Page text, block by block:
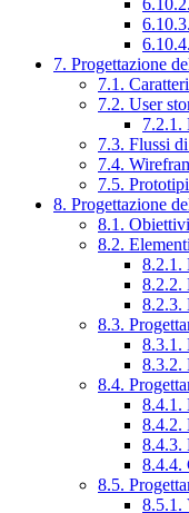
7. Progettazione
7.1.
7.2. User
7.2.1.
7.3. Flussi
7.4.
7.5.
8. Progettazione
8.1.
8.2.
8.2.1.
8.2.2.
8.2.3.
8.3.
8.3.1.
8.3.2.
8.4.
8.4.1.
8.4.2.
8.4.3.
8.4.4.
8.5.
8.5.1.